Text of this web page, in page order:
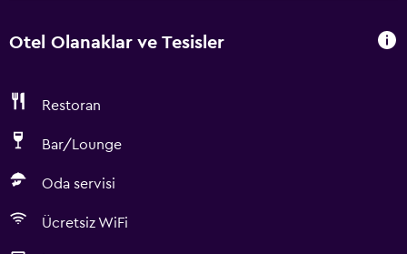
Otel Olanaklar ve Tesisler
Restoran
Bar/Lounge
Oda servisi
Ücretsiz WiFi